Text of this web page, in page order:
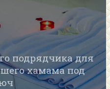
подрядчика для
хамама под